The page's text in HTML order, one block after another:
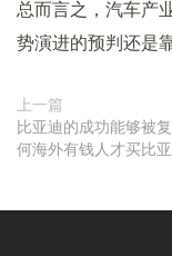
总而言之，汽车产
势演进的预判还是
上一篇
比亚迪的成功能够被
何海外有钱人才买比